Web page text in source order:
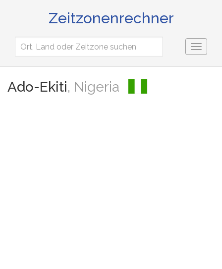
Zeitzonenrechner
Toggle
Ado-Ekiti, Nigeria